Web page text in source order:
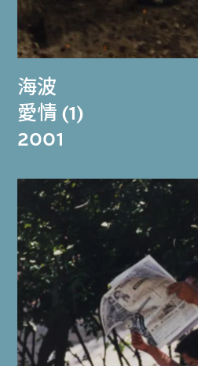
海波
愛情 (1)
2001